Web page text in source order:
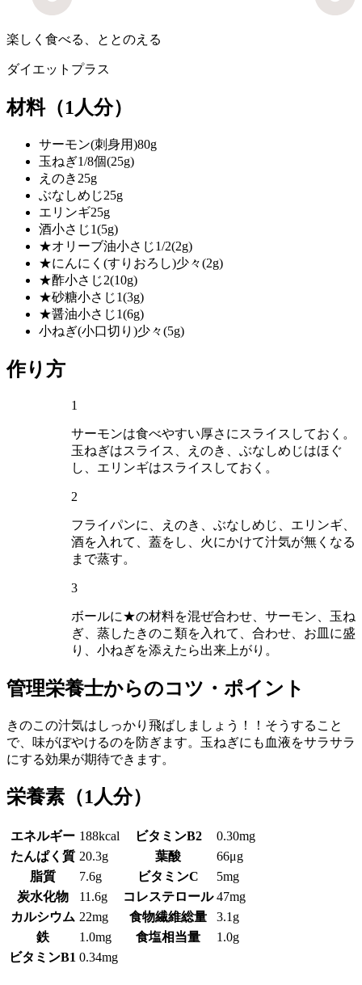
楽しく食べる、ととのえる
ダイエットプラス
材料（1人分）
サーモン(刺身用)80g
玉ねぎ1/8個(25g)
えのき 25g
ぶなしめじ25g
エリンギ25g
酒小さじ1(5g)
★オリーブ油小さじ1/2(2g)
★にんにく(すりおろし)少々(2g)
★酢小さじ2(10g)
★砂糖小さじ1(3g)
★醤油小さじ1(6g)
小ねぎ(小口切り)少々(5g)
作り方
1
サーモンは食べやすい厚さにスライスしておく。
玉ねぎはスライス、えのき、ぶなしめじはほぐ
し、エリンギはスライスしておく。
2
フライパンに、えのき、ぶなしめじ、エリンギ、
酒を入れて、蓋をし、火にかけて汁気が無くなる
まで蒸す。
3
ボールに★の材料を混ぜ合わせ、サーモン、玉ね
ぎ、蒸したきのこ類を入れて、合わせ、お皿に盛
り、小ねぎを添えたら出来上がり。
管理栄養士からのコツ・ポイント
きのこの汁気はしっかり飛ばしましょう！！そうすること
で、味がぼやけるのを防ぎます。玉ねぎにも血液をサラサラ
にする効果が期待できます。
栄養素 （1人分）
エネルギー 188kcal ビタミンB2
0.30mg
たんぱく質 20.3g 葉酸
66μg
脂質
7.6g ビタミンC
5mg
炭水化物
11.6g コレステロール 47mg
カルシウム 22mg 食物繊維総量
3.1g
鉄
1.0mg 食塩相当量
1.0g
ビタミンB1 0.34mg